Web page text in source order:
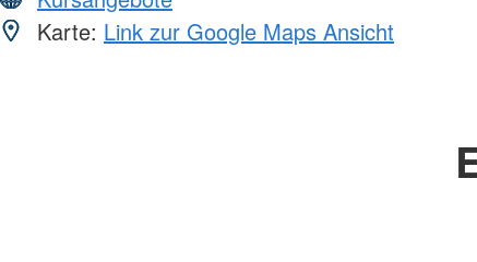
Karte: Link zur Google Maps Ansicht